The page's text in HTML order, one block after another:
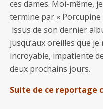
ces dames. Moi-même,
termine par « Porcupine
issus de son dernier
jusqu’aux oreilles que
incroyable, impatiente
deux prochains jours.
Suite de ce reportage